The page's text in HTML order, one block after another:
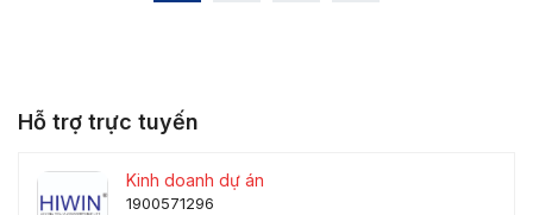
Hỗ trợ trực tuyến
Kinh doanh dự án
1900571296